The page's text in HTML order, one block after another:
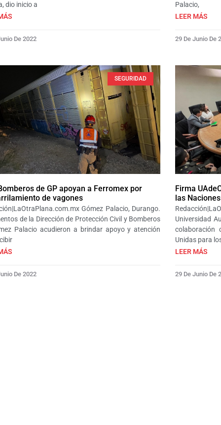
dio inicio a
De 2022
Palacio,
LEER MÁS
29 De Junio De
SEGURIDAD
de GP apoyan a Ferromex por
de vagones
Gómez Palacio, Durango.
de la Dirección de Protección Civil y Bomberos
Palacio acudieron a brindar apoyo y atención
De 2022
Firma
las
Universidad
colaboración
Unidas para
LEER MÁS
29 De Junio De